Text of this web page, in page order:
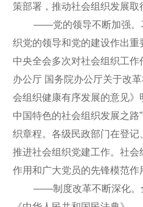
策部署，推动社会组织发展取
——党的领导不断加强。
织党的领导和党的建设作出
中央全会多次对社会组织工
办公厅 国务院办公厅关于改
会组织健康有序发展的意见》
中国特色的社会组织发展之路
织章程。各级民政部门在登
推进社会组织党建工作。社
作用和广大党员的先锋模范作
——制度改革不断深化。